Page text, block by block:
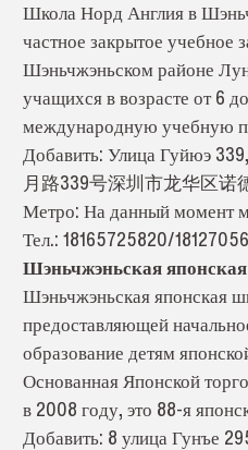
Школа Норд Англия в
частное закрытое учебное
Шэньчжэньском районе
учащихся в возрасте от 6
международную учебную
Добавить: Улица Гуйюэ
月路339号深圳市龙华区诺
Метро: На данный момент
Тел.: 18165725820/
Шэньчжэньская
Шэньчжэньская японская
предоставляющей
образование детям
Основанная Японской
в 2008 году, это 88-я
Добавить: 8 улица Гунъе